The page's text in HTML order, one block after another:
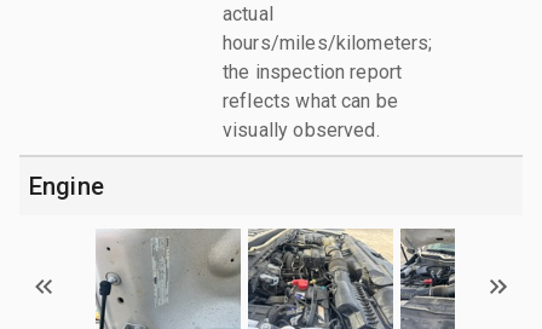
actual
hours/miles/kilometers;
the inspection report
reflects what can be
visually observed.
Engine